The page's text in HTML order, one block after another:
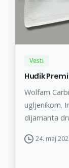
Vesti
Huđik
Wolfam
ugljenikom.
dijamanta
24. maj